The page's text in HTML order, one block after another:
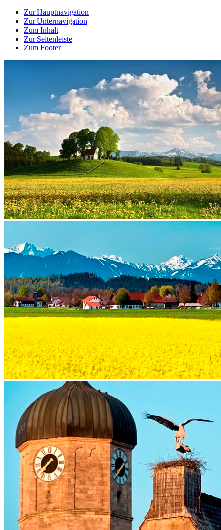
Zur Hauptnavigation
Zur Unternavigation
Zum Inhalt
Zur Seitenleiste
Zum Footer